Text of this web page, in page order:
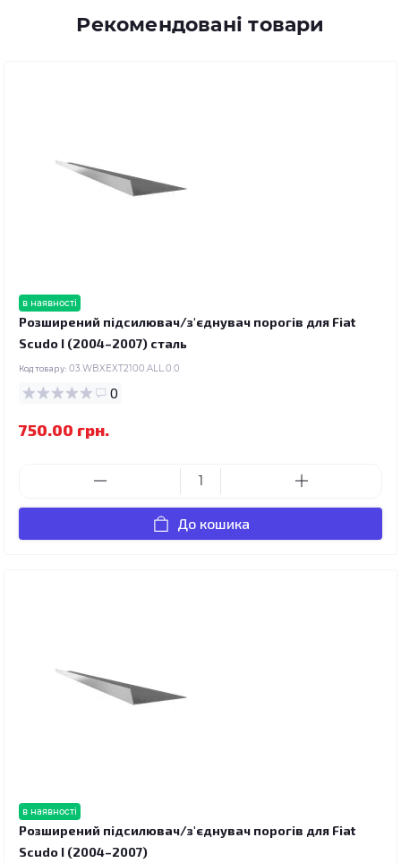
Рекомендовані товари
в наявності
Розширений підсилювач/з'єднувач порогів для Fiat
Scudo I (2004–2007) сталь
Код товару: 03.WBXEXT2100.ALL.0.0
0
750.00 грн.
До кошика
в наявності
Розширений підсилювач/з'єднувач порогів для Fiat
Scudo I (2004–2007)